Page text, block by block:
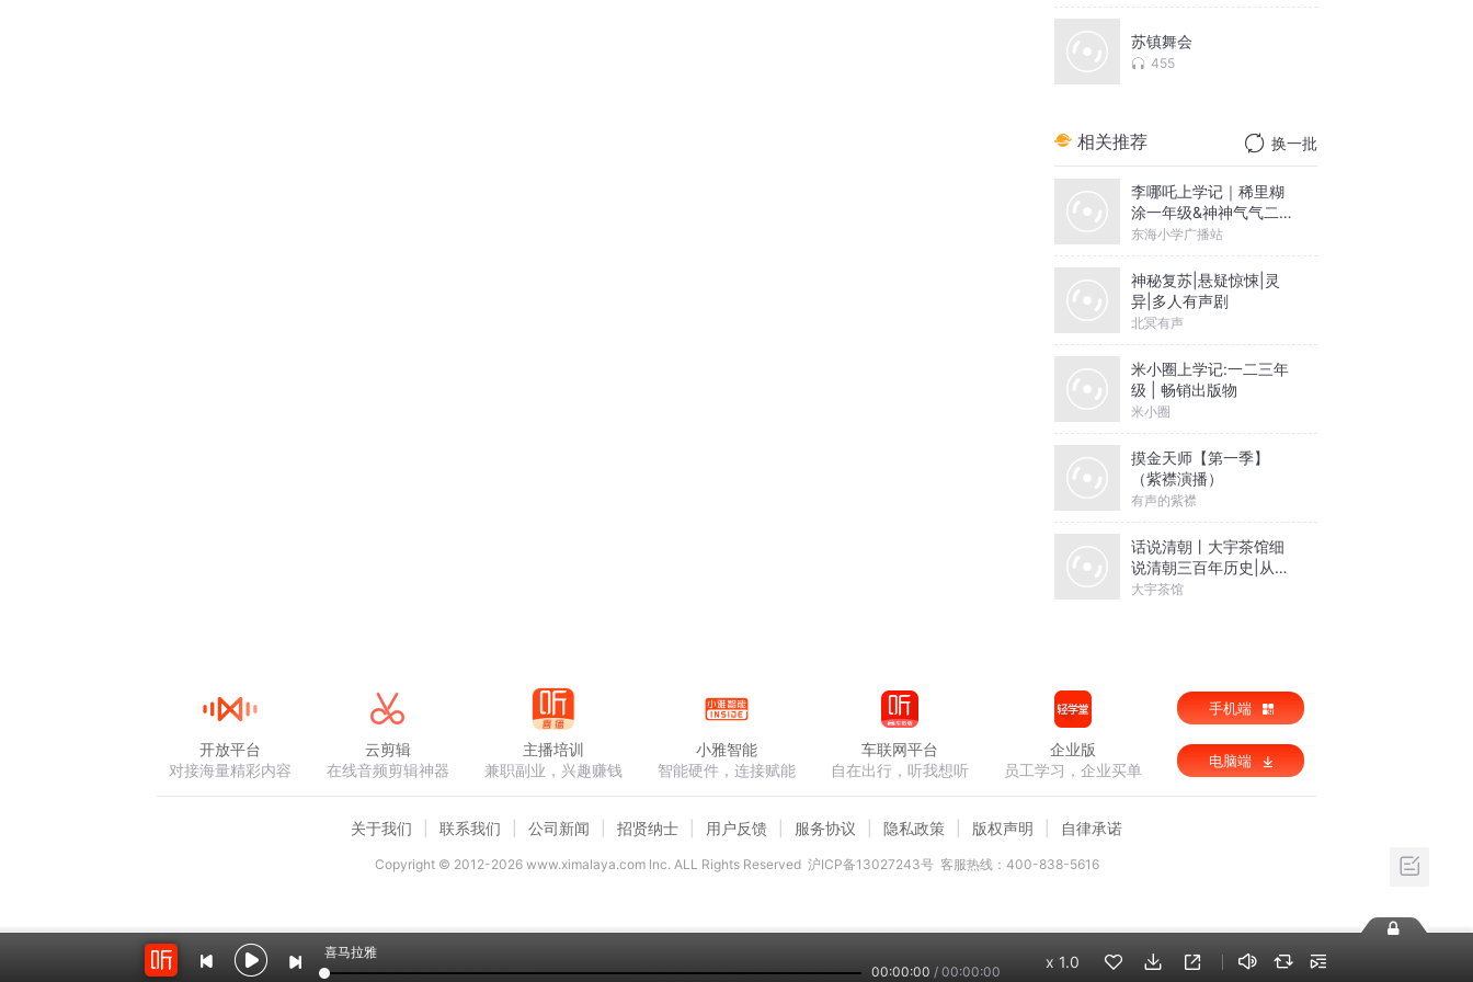
苏镇舞会
455
相关推荐 换一批
李哪吒上学记｜稀里糊
涂一年级&神神气气二年
级
东海小学广播站
神秘复苏|悬疑惊悚|灵
异|多人有声剧
北冥有声
米小圈上学记:一二三年
级 | 畅销出版物
米小圈
摸金天师【第一季】
（紫襟演播）
有声的紫襟
话说清朝丨大宇茶馆细
说清朝三百年历史|从努
尔哈赤到末代皇帝溥仪|
大宇茶馆
喜马拉雅
00:00:00 / 00:00:00
x 1.0
开放平台
对接海量精彩内容
云剪辑
在线音频剪辑神器
主播培训
兼职副业，兴趣赚钱
小雅智能
智能硬件，连接赋能
车联网平台
自在出行，听我想听
企业版
员工学习，企业买单
手机端
电脑端
关于我们 联系我们 公司新闻 招贤纳士 用户反馈 服务协议 隐私政策 版权声明 自律承诺
Copyright © 2012-2026www.ximalaya.com lnc. ALL Rights Reserved 沪ICP备13027243号 客服热线：400-838-5616